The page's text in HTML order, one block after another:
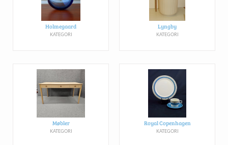
Holmegaard
KATEGORI
Lyngby
KATEGORI
Møbler
KATEGORI
Royal Copenhagen
KATEGORI